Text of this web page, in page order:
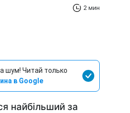
2 мин
шум! Читай только
в Google
найбільший за